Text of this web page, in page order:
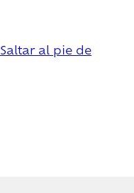
Saltar al pie de